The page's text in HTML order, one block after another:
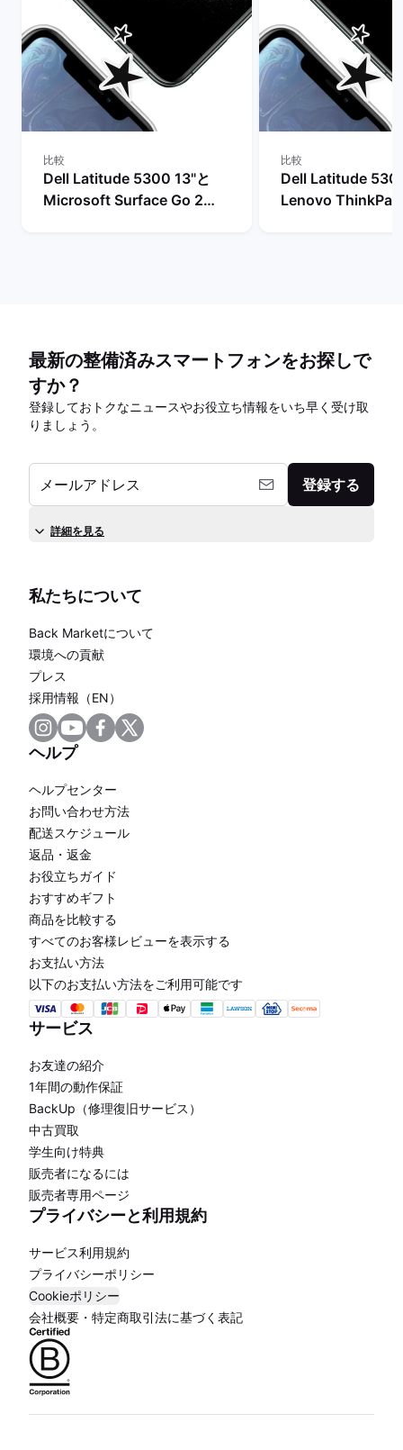
比較
Dell Latitude 5300 13"と
Microsoft Surface Go 2
比較
Dell Latitude
Lenovo ThinkPad
最新の整備済みスマートフォンをお探しで
すか？
登録しておトクなニュースやお役立ち情報をいち早く受け取
りましょう。
メールアドレス 登録する
詳細を見る
私たちについて
Back Marketについて
環境への貢献
プレス
採用情報（EN）
ヘルプ
ヘルプセンター
お問い合わせ方法
配送スケジュール
返品・返金
お役立ちガイド
おすすめギフト
商品を比較する
すべてのお客様レビューを表示する
お支払い方法
以下のお支払い方法をご利用可能です
サービス
お友達の紹介
1年間の動作保証
BackUp（修理復旧サービス）
中古買取
学生向け特典
販売者になるには
販売者専用ページ
プライバシーと利用規約
サービス利用規約
プライバシーポリシー
Cookieポリシー
会社概要・特定商取引法に基づく表記